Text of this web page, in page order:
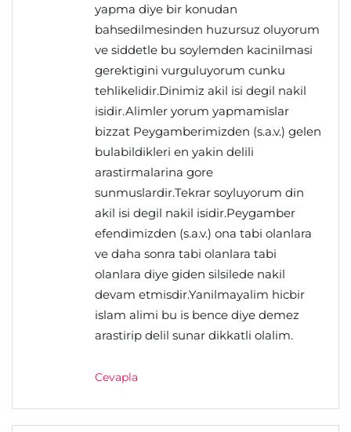
yapma diye bir konudan
bahsedilmesinden huzursuz oluyorum
ve siddetle bu soylemden kacinilmasi
gerektigini vurguluyorum cunku
tehlikelidir.Dinimiz akil isi degil nakil
isidir.Alimler yorum yapmamislar
bizzat Peygamberimizden (s.a.v.) gelen
bulabildikleri en yakin delili
arastirmalarina gore
sunmuslardir.Tekrar soyluyorum din
akil isi degil nakil isidir.Peygamber
efendimizden (s.a.v.) ona tabi olanlara
ve daha sonra tabi olanlara tabi
olanlara diye giden silsilede nakil
devam etmisdir.Yanilmayalim hicbir
islam alimi bu is bence diye demez
arastirip delil sunar dikkatli olalim.
Cevapla